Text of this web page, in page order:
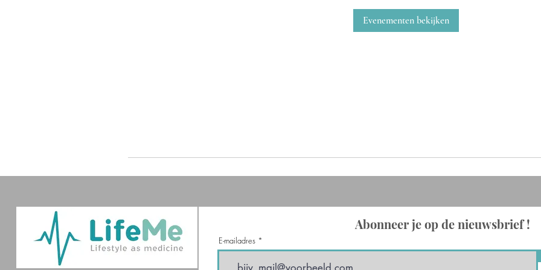
Evenementen bekijken
Abonneer je op de nieuwsbrief !
E-mailadres